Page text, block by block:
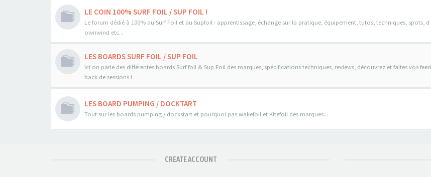
LE COIN 100% SURF FOIL / SUP FOIL !
Le forum dédié à 100% au Surf Foil et au Supfoil : apprentissage, échange sur la pratique, équipement, tutos, techniques, spots, d
ownwind etc...
LES BOARDS SURF FOIL / SUP FOIL
Ici on parle des différentes boards Surf foil & Sup Foil des marques, spécifications techniques, reviews, découvrez et faites vos feed
back de sessions !
LES BOARD PUMPING / DOCKTART
Tout sur les boards pumping / dockstart et pourquoi pas wakefoil et Kitefoil des marques...
CREATE ACCOUNT